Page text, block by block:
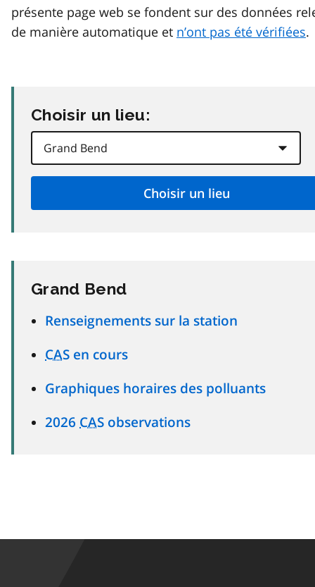
présente page web se fondent sur des données
de manière automatique et n’ont pas été vérifiées.
Choisir un lieu:
Grand Bend
Renseignements sur la station
CAS en cours
Graphiques horaires des polluants
2026 CAS observations